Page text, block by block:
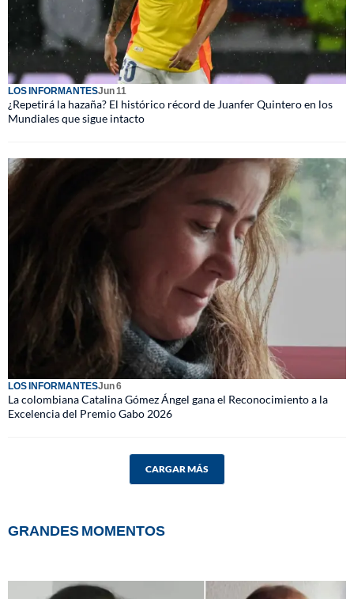
LOS INFORMANTESJun 11
¿Repetirá la hazaña? El histórico récord de Juanfer Quintero en los
Mundiales que sigue intacto
LOS INFORMANTESJun 6
La colombiana Catalina Gómez Ángel gana el Reconocimiento a la
Excelencia del Premio Gabo 2026
CARGAR MÁS
GRANDES MOMENTOS